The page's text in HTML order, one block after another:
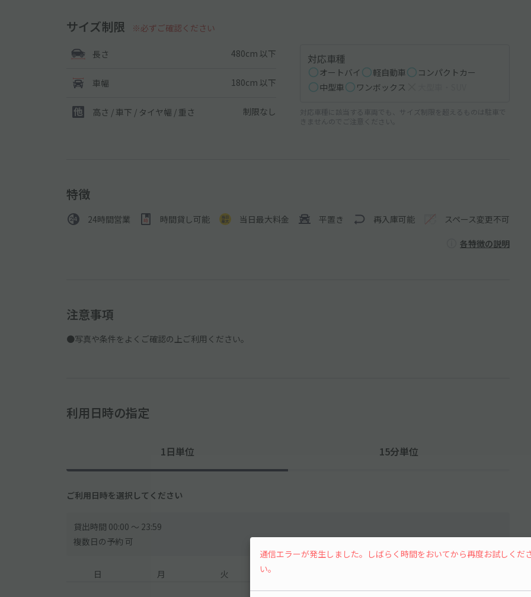
サイズ制限 ※必ずご確認ください
長さ 480cm 以下
車幅 180cm 以下
高さ / 車下 / タイヤ幅 / 重さ 制限なし
対応車種
オートバイ 軽自動車
コンパクトカー
中型車
ワンボックス
対応車種に該当する車両でも、サイズ制限を超えるものは駐車で
きませんのでご注意ください。
特徴
24時間営業 時間貸し可能 当日最大料金 平置き 再入庫可能 スペース変更不可
各特徴の説明
注意事項
●写真や条件をよくご確認の上ご利用ください。
利用日時の指定
1日単位 15分単位
ご利用日時を選択してください
貸出時間 00:00 〜 23:59
複数日の予約 可
日 月 火
通信エラーが発生しました。しばらく時間をおいてから再度お試しくだ
い。